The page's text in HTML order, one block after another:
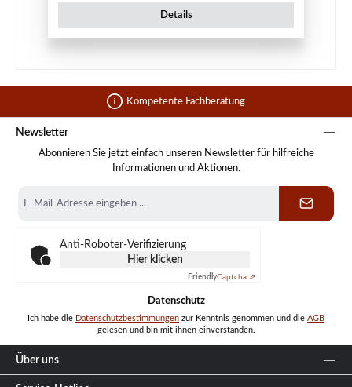
Details
Kompetente Fachberatung
Newsletter
Abonnieren Sie jetzt einfach unseren Newsletter für hilfreiche
Informationen und Aktionen.
Mail-
Anti-Roboter-Verifizierung
Hier klicken
FriendlyCaptcha ⇗
Datenschutz
Ich habe die Datenschutzbestimmungen zur Kenntnis genommen und die AGB
gelesen und bin mit ihnen einverstanden.
Über uns